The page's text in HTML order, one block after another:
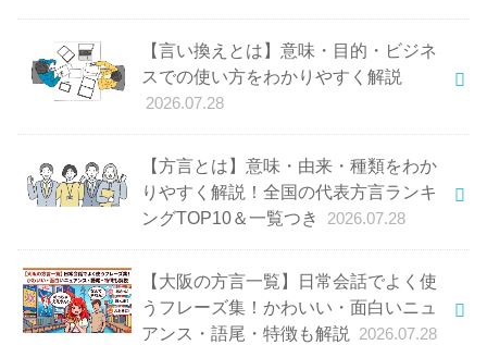
【言い換えとは】意味・目的・ビジネ
スでの使い方をわかりやすく解説
2026.07.28
【方言とは】意味・由来・種類をわか
りやすく解説！全国の代表方言ランキ
ングTOP10＆一覧つき
2026.07.28
【大阪の方言一覧】日常会話でよく使
うフレーズ集！かわいい・面白いニュ
アンス・語尾・特徴も解説
2026.07.28